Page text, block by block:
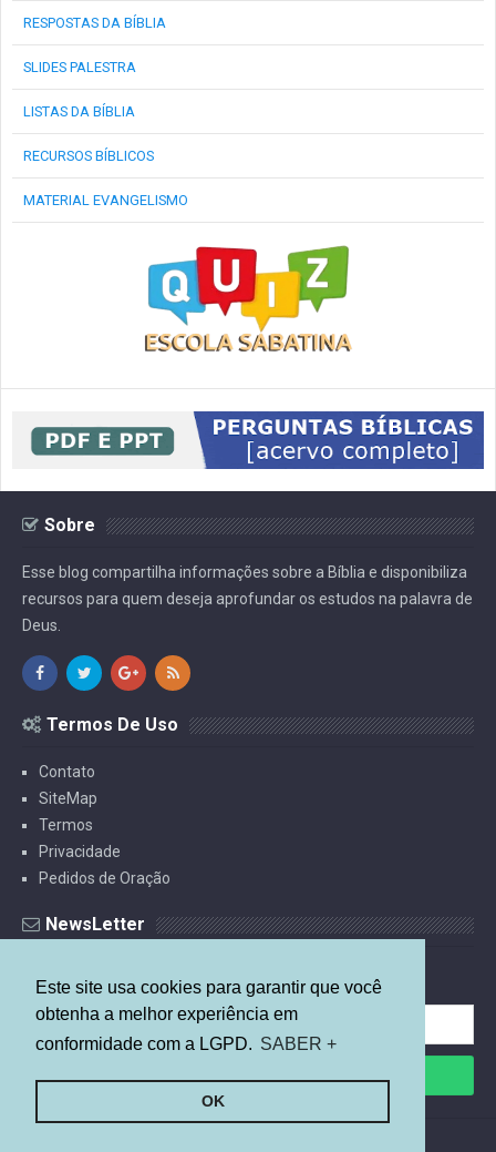
Este site usa cookies para garantir que você
obtenha a melhor experiência em
conformidade com a LGPD. SABER +
OK
RESPOSTAS DA BÍBLIA
SLIDES PALESTRA
LISTAS DA BÍBLIA
RECURSOS BÍBLICOS
MATERIAL EVANGELISMO
Sobre
Esse blog compartilha informações sobre a Bíblia e disponibiliza
recursos para quem deseja aprofundar os estudos na palavra de
Deus.
Termos De Uso
Contato
SiteMap
Termos
Privacidade
Pedidos de Oração
NewsLetter
©2026Mais Relevante